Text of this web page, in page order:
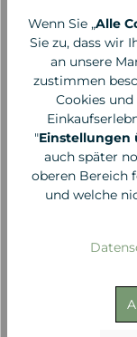
Bademantel
Wenn Sie „Alle
Sie zu, dass wir
an unsere
zustimmen
Cookies
"Einstellungen
auch später
oberen Bereich
und welche